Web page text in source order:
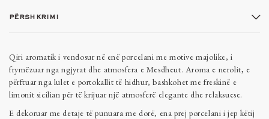
përshkrimi
Qiri aromatik i vendosur në enë porcelani me motive majolike, i
frymëzuar nga ngjyrat dhe atmosfera e Mesdheut. Aroma e nerolit, e
përftuar nga lulet e portokallit të hidhur, bashkohet me freskinë e
limonit sicilian për të krijuar një atmosferë elegante dhe relaksuese.
E dekoruar me detaje të punuara me dorë, ena prej porcelani i jep këtij